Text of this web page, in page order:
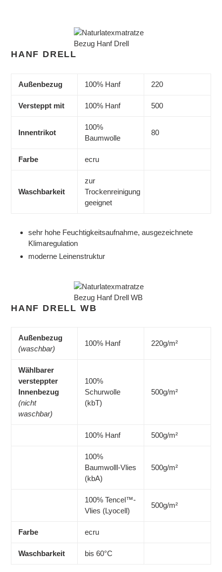
HANF DRELL
Außenbezug 100% Hanf 220
Versteppt mit 100% Hanf 500
Innentrikot
100%
Baumwolle
80
Farbe ecru
Waschbarkeit
zur
Trockenreinigung
geeignet
sehr hohe Feuchtigkeitsaufnahme, ausgezeichnete
Klimaregulation
moderne Leinenstruktur
HANF DRELL WB
Außenbezug
(waschbar)
100% Hanf 220g/m²
Wählbarer
versteppter
Innenbezug
(nicht
waschbar)
100%
Schurwolle
(kbT)
500g/m²
100% Hanf 500g/m²
100%
Baumwolll-Vlies
(kbA)
500g/m²
100% Tencel™-
Vlies (Lyocell)
500g/m²
Farbe ecru
Waschbarkeit bis 60°C